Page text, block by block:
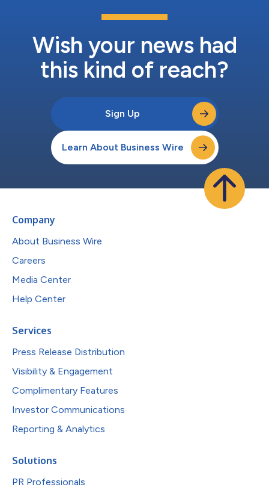
Wish your news had
this kind of reach?
Sign Up
Learn About Business Wire
Company
About Business Wire
Careers
Media Center
Help Center
Services
Press Release Distribution
Visibility & Engagement
Complimentary Features
Investor Communications
Reporting & Analytics
Solutions
PR Professionals